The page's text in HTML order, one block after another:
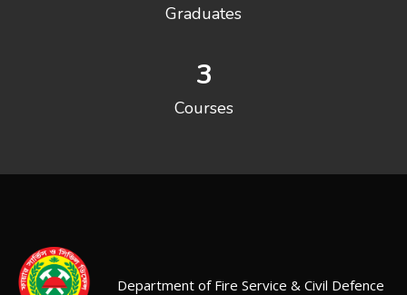
Graduates
3
Courses
Department of Fire Service & Civil Defence